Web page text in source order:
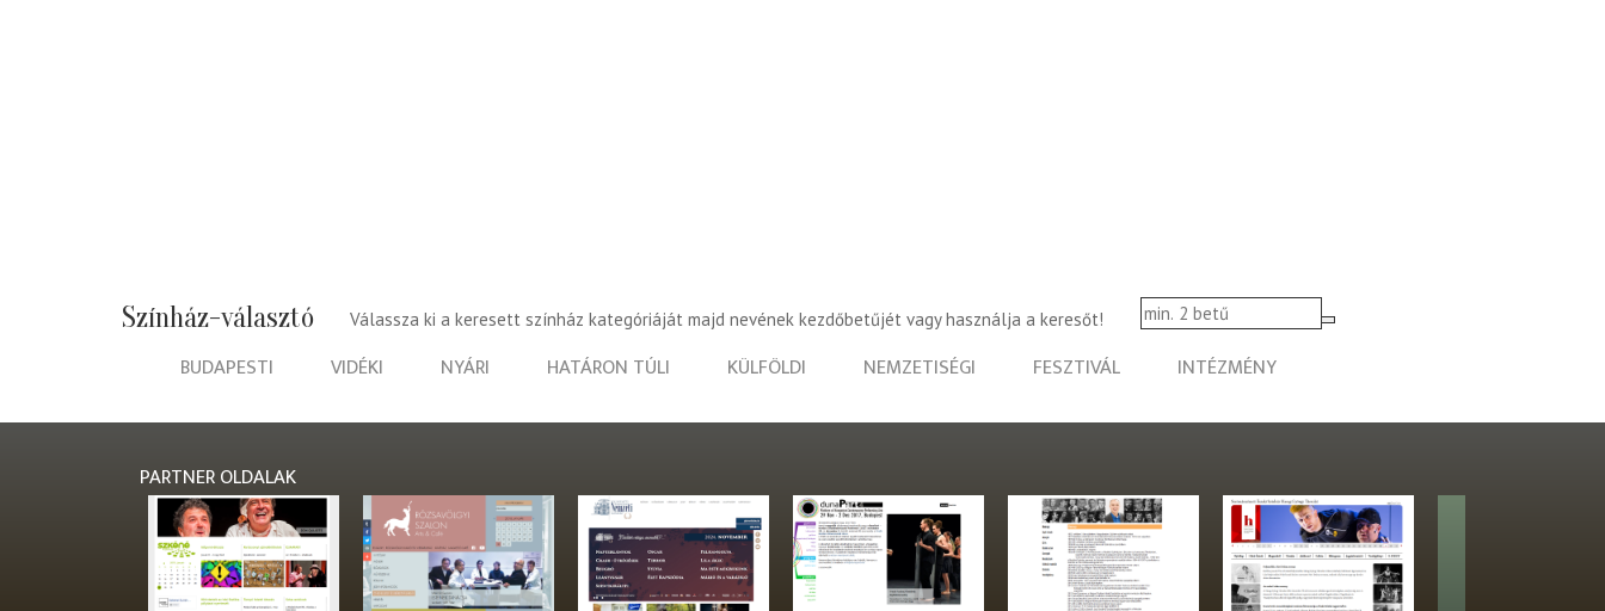
Színház-választó Válassza ki a keresett színház kategóriáját majd nevének kezdőbetűjét vagy használja a keresőt!
BUDAPESTI VIDÉKI NYÁRI HATÁRON TÚLI KÜLFÖLDI NEMZETISÉGI FESZTIVÁL INTÉZMÉNY
PARTNER OLDALAK